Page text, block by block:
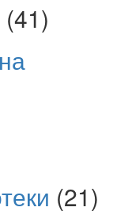
(41)
(21)